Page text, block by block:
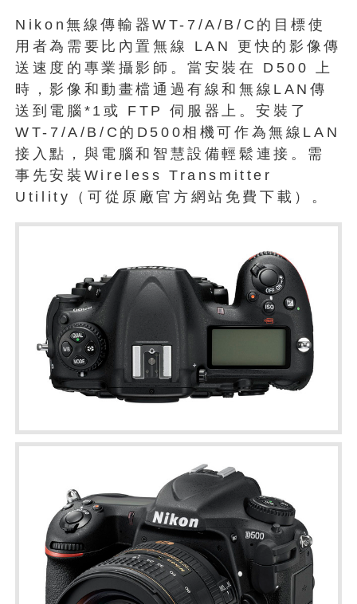
Nikon無線傳輸器WT-7/A/B/C的目標使
用者為需要比內置無線 LAN 更快的影像傳
送速度的專業攝影師。當安裝在 D500 上
時，影像和動畫檔通過有線和無線LAN傳
送到電腦*1或 FTP 伺服器上。安裝了
WT-7/A/B/C的D500相機可作為無線LAN
接入點，與電腦和智慧設備輕鬆連接。需
事先安裝Wireless Transmitter
Utility（可從原廠官方網站免費下載）。